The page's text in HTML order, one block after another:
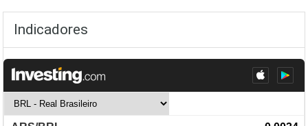
Indicadores